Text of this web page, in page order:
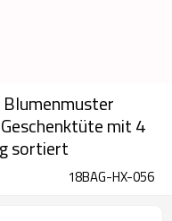
mit 4
sortiert
18BAG-HX-056